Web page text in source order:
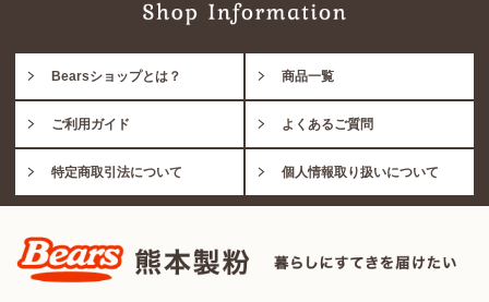
Bearsショップとは？ 商品一覧
ご利用ガイド よくあるご質問
特定商取引法について 個人情報取り扱いについて